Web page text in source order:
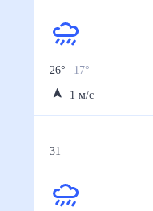
26° 17°
1 м/с
31